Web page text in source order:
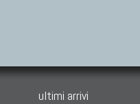
ultimi arrivi